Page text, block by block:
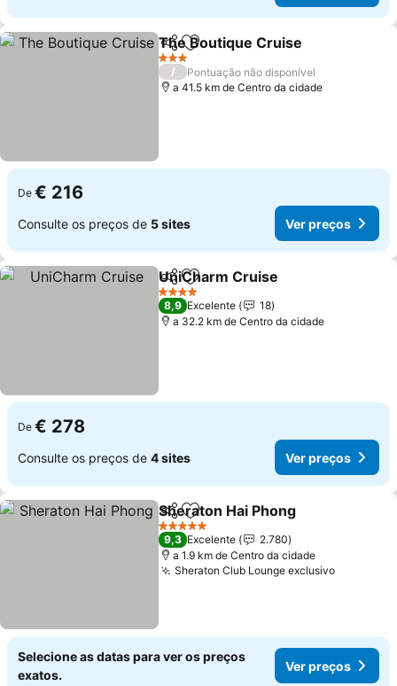
PartilharAdicionar aos favoritos
The Boutique Cruise
3 Estrelas
/
Pontuação não disponível
a 41.5 km de Centro da cidade
De € 216
Consulte os preços de 5 sites Ver preços
PartilharAdicionar aos favoritos
UniCharm Cruise
4 Estrelas
8,9 Excelente
18
a 32.2 km de Centro da cidade
De € 278
Consulte os preços de 4 sites Ver preços
PartilharAdicionar aos favoritos
Sheraton Hai Phong
5 Estrelas
9,3 Excelente
2.780
a 1.9 km de Centro da cidade
Sheraton Club Lounge exclusivoVer
Selecione as datas para ver os preços
exatos.
Ver preços